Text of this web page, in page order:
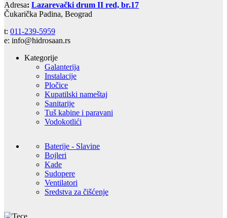
Adresa: Lazarevački drum II red, br.17
Čukarička Padina, Beograd
t: 011-239-5959
e: info@hidrosaan.rs
Kategorije
Galanterija
Instalacije
Pločice
Kupatilski nameštaj
Sanitarije
Tuš kabine i paravani
Vodokotlići
Baterije - Slavine
Bojleri
Kade
Sudopere
Ventilatori
Sredstva za čišćenje